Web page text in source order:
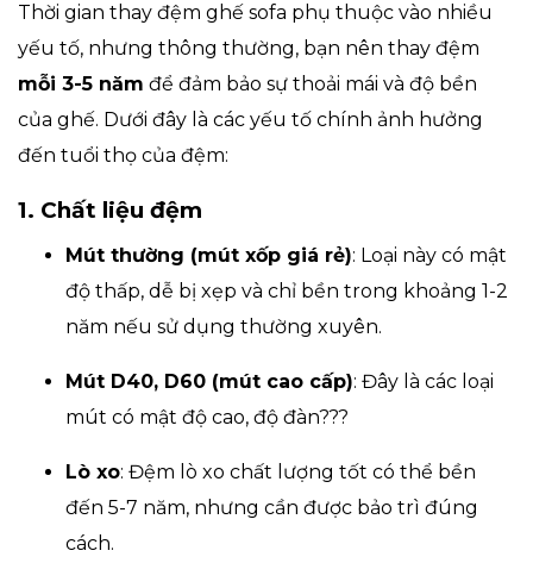
Thời gian thay đệm ghế sofa phụ thuộc vào nhiều
yếu tố, nhưng thông thường, bạn nên thay đệm
mỗi 3-5 năm để đảm bảo sự thoải mái và độ bền
của ghế. Dưới đây là các yếu tố chính ảnh hưởng
đến tuổi thọ của đệm:
1. Chất liệu đệm
Mút thường (mút xốp giá rẻ): Loại này có mật
độ thấp, dễ bị xẹp và chỉ bền trong khoảng 1-2
năm nếu sử dụng thường xuyên.
Mút D40, D60 (mút cao cấp): Đây là các loại
mút có mật độ cao, độ đàn???
Lò xo: Đệm lò xo chất lượng tốt có thể bền
đến 5-7 năm, nhưng cần được bảo trì đúng
cách.